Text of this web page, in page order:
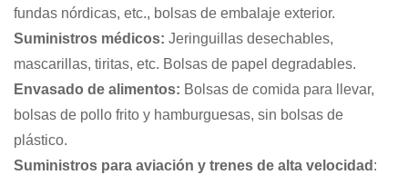
fundas nórdicas, etc., bolsas de embalaje exterior.
Suministros médicos: Jeringuillas desechables,
mascarillas, tiritas, etc. Bolsas de papel degradables.
Envasado de alimentos: Bolsas de comida para llevar,
bolsas de pollo frito y hamburguesas, sin bolsas de
plástico.
Suministros para aviación y trenes de alta velocidad :